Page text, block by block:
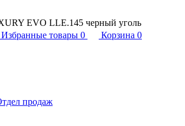
EVO LLE.145 черный уголь
Избранные товары 0 Корзина 0
продаж